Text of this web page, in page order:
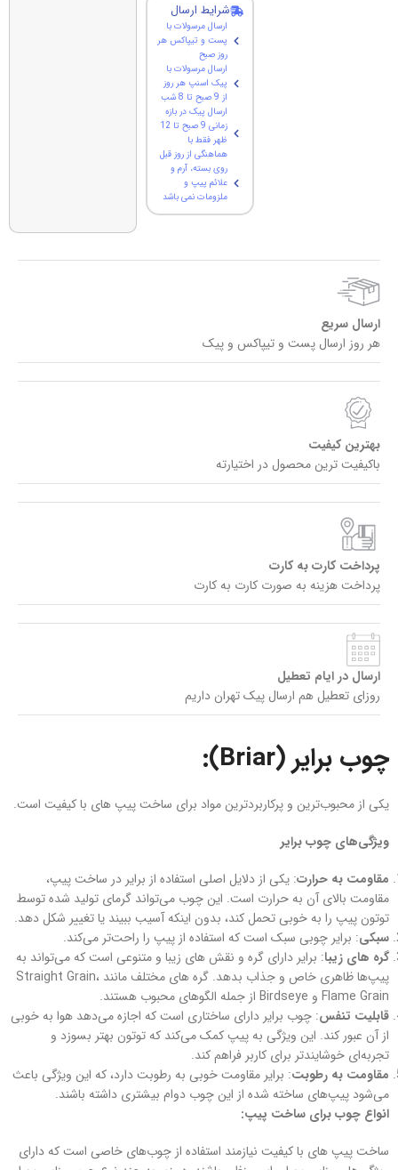
شرایط ارسال
ارسال مرسولات با
پست و تیپاکس هر
روز صبح
ارسال مرسولات با
پیک اسنپ هر روز
از 9 صبح تا 8 شب
ارسال پیک در بازه
زمانی 9 صبح تا 12
ظهر فقط با
هماهنگی از روز قبل
روی بسته، آرم و
علائم پیپ و
ملزومات نمی باشد
ارسال سریع
هر روز ارسال پست و تیپاکس و پیک
بهترین کیفیت
باکیفیت ترین محصول در اختیارته
پرداخت کارت به کارت
پرداخت هزینه به صورت کارت به کارت
ارسال در ایام تعطیل
روزای تعطیل هم ارسال پیک تهران داریم
چوب برایر (Briar):
یکی از محبوب‌ترین و پرکاربردترین مواد برای ساخت پیپ‌ های با کیفیت است.
ویژگی‌های چوب برایر
مقاومت به حرارت: یکی از دلایل اصلی استفاده از برایر در ساخت پیپ،
مقاومت بالای آن به حرارت است. این چوب می‌تواند گرمای تولید شده توسط
توتون پیپ را به خوبی تحمل کند، بدون اینکه آسیب ببیند یا تغییر شکل دهد.
سبکی: برایر چوبی سبک است که استفاده از پیپ را راحت‌تر می‌کند.
گره های زیبا: برایر دارای گره و نقش های زیبا و متنوعی است که می‌تواند به
پیپ‌ها ظاهری خاص و جذاب بدهد. گره های مختلف مانند Straight Grain،
Flame Grain و Birdseye از جمله الگوهای محبوب هستند.
قابلیت تنفس: چوب برایر دارای ساختاری است که اجازه می‌دهد هوا به خوبی
از آن عبور کند. این ویژگی به پیپ کمک می‌کند که توتون بهتر بسوزد و
تجربه‌ای خوشایندتر برای کاربر فراهم کند.
مقاومت به رطوبت: برایر مقاومت خوبی به رطوبت دارد، که این ویژگی باعث
می‌شود پیپ‌های ساخته شده از این چوب دوام بیشتری داشته باشند.
انواع چوب برای ساخت پیپ:
ساخت پیپ‌ های با کیفیت نیازمند استفاده از چوب‌های خاصی است که دارای